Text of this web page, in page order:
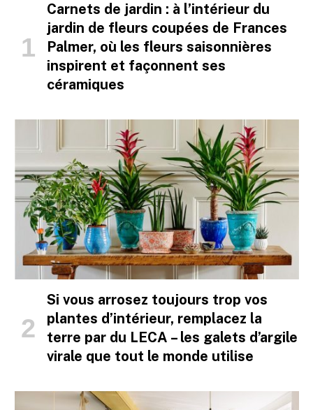
Carnets de jardin : à l’intérieur du
jardin de fleurs coupées de Frances
Palmer, où les fleurs saisonnières
inspirent et façonnent ses
céramiques
Si vous arrosez toujours trop vos
plantes d’intérieur, remplacez la
terre par du LECA – les galets d’argile
virale que tout le monde utilise